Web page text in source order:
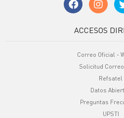
ACCESOS
Correo Oficial -
Solicitud
Refsatel
Datos
Preguntas
UPSTI